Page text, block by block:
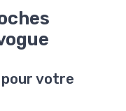
votre